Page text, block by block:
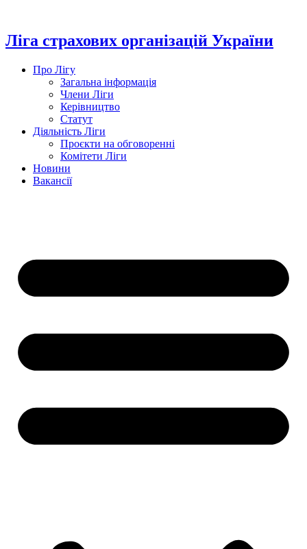
вмісту
Ліга страхових організацій України
Про Лігу
Загальна інформація
Члени Ліги
Керівництво
Статут
Діяльність Ліги
Проєкти на обговоренні
Комітети Ліги
Новини
Вакансії